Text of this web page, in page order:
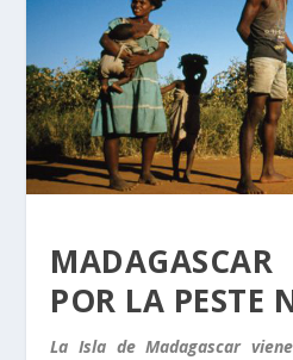
POR LA PESTE
La Isla de Madagascar